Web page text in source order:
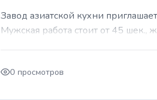
Завод азиатской кухни
Мужская работа стоит от 45 шек.,
0 просмотров